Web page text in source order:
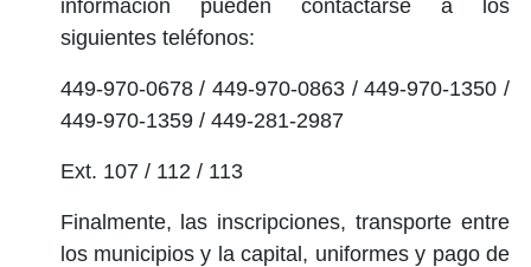
información pueden contactarse a los
siguientes teléfonos:
449-970-0678 / 449-970-0863 / 449-970-1350 /
449-970-1359 / 449-281-2987
Ext. 107 / 112 / 113
Finalmente, las inscripciones, transporte entre
los municipios y la capital, uniformes y pago de